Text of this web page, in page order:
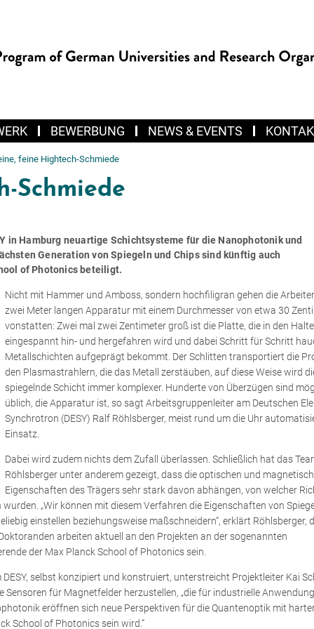
BEWERBUNG NEWS & EVENTS
feine Hightech-Schmiede
Schmiede
in Hamburg neuartige Schichtsysteme für die Nanophotonik und
Generation von Spiegeln und Chips sind künftig auch
of Photonics beteiligt.
Nicht mit Hammer und Amboss, sondern hochfiligran gehen die
zwei Meter langen Apparatur mit einem Durchmesser von etwa 30
vonstatten: Zwei mal zwei Zentimeter groß ist die Platte, die in den
eingespannt hin- und hergefahren wird und dabei Schritt für Schritt
Metallschichten aufgeprägt bekommt. Der Schlitten transportiert die
den Plasmastrahlern, die das Metall zerstäuben, auf diese Weise wird
spiegelnde Schicht immer komplexer. Hunderte von Überzügen sind
üblich, die Apparatur ist, so sagt Arbeitsgruppenleiter am Deutschen
Synchrotron (DESY) Ralf Röhlsberger, meist rund um die Uhr
Einsatz.
Dabei wird zudem nichts dem Zufall überlassen. Schließlich hat das
Röhlsberger unter anderem gezeigt, dass die optischen und
Eigenschaften des Trägers sehr stark davon abhängen, von welcher
„Wir können mit diesem Verfahren die Eigenschaften von
einstellen beziehungsweise maßschneidern“, erklärt Röhlsberger,
arbeiten aktuell an den Projekten an der sogenannten
der Max Planck School of Photonics sein.
selbst konzipiert und konstruiert, unterstreicht Projektleiter Kai
für Magnetfelder herzustellen, „die für industrielle
eröffnen sich neue Perspektiven für die Quantenoptik mit
School of Photonics sein wird.“